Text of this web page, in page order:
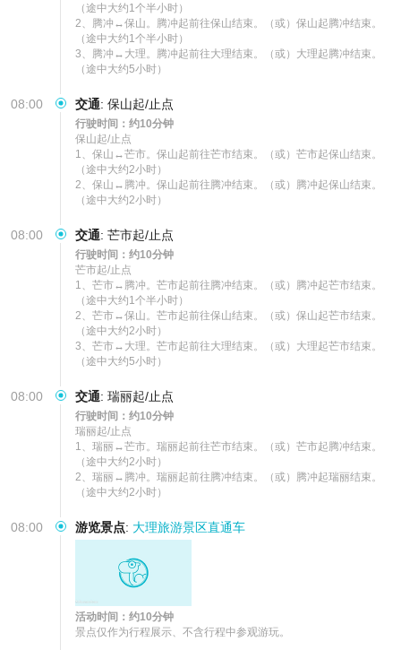
（途中大约1个半小时）
2、腾冲↔保山。腾冲起前往保山结束。（或）保山起腾冲结束。
（途中大约1个半小时）
3、腾冲↔大理。腾冲起前往大理结束。（或）大理起腾冲结束。
（途中大约5小时）
08:00 交通: 保山起/止点
行驶时间：约10分钟
保山起/止点
1、保山↔芒市。保山起前往芒市结束。（或）芒市起保山结束。
（途中大约2小时）
2、保山↔腾冲。保山起前往腾冲结束。（或）腾冲起保山结束。
（途中大约2小时）
08:00 交通: 芒市起/止点
行驶时间：约10分钟
芒市起/止点
1、芒市↔腾冲。芒市起前往腾冲结束。（或）腾冲起芒市结束。
（途中大约1个半小时）
2、芒市↔保山。芒市起前往保山结束。（或）保山起芒市结束。
（途中大约2小时）
3、芒市↔大理。芒市起前往大理结束。（或）大理起芒市结束。
（途中大约5小时）
08:00 交通: 瑞丽起/止点
行驶时间：约10分钟
瑞丽起/止点
1、瑞丽↔芒市。瑞丽起前往芒市结束。（或）芒市起腾冲结束。
（途中大约2小时）
2、瑞丽↔腾冲。瑞丽起前往腾冲结束。（或）腾冲起瑞丽结束。
（途中大约2小时）
08:00 游览景点: 大理旅游景区直通车
活动时间：约10分钟
景点仅作为行程展示、不含行程中参观游玩。